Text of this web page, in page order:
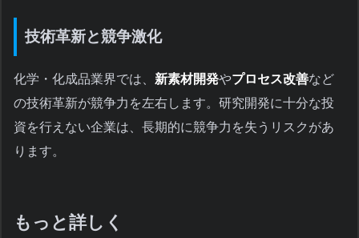
技術革新と競争激化
化学・化成品業界では、 新素材開発やプロセス改善など
の技術革新が競争力を左右します。研究開発に十分な投
資を行えない企業は、長期的に競争力を失うリスクがあ
ります。
もっと詳しく